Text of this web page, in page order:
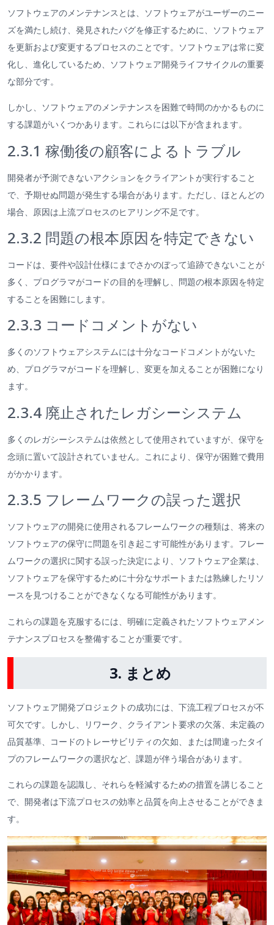
ソフトウェアのメンテナンスとは、ソフトウェアがユーザーのニー
ズを満たし続け、発見されたバグを修正するために、ソフトウェア
を更新および変更するプロセスのことです。ソフトウェアは常に変
化し、進化しているため、ソフトウェア開発ライフサイクルの重要
な部分です。
しかし、ソフトウェアのメンテナンスを困難で時間のかかるものに
する課題がいくつかあります。これらには以下が含まれます。
2.3.1 稼働後の顧客によるトラブル
開発者が予測できないアクションをクライアントが実行すること
で、予期せぬ問題が発生する場合があります。ただし、ほとんどの
場合、原因は上流プロセスのヒアリング不足です。
2.3.2 問題の根本原因を特定できない
コードは、要件や設計仕様にまでさかのぼって追跡できないことが
多く、プログラマがコードの目的を理解し、問題の根本原因を特定
することを困難にします。
2.3.3 コードコメントがない
多くのソフトウェアシステムには十分なコードコメントがないた
め、プログラマがコードを理解し、変更を加えることが困難になり
ます。
2.3.4 廃止されたレガシーシステム
多くのレガシーシステムは依然として使用されていますが、保守を
念頭に置いて設計されていません。これにより、保守が困難で費用
がかかります。
2.3.5 フレームワークの誤った選択
ソフトウェアの開発に使用されるフレームワークの種類は、将来の
ソフトウェアの保守に問題を引き起こす可能性があります。フレー
ムワークの選択に関する誤った決定により、ソフトウェア企業は、
ソフトウェアを保守するために十分なサポートまたは熟練したリソ
ースを見つけることができなくなる可能性があります。
これらの課題を克服するには、明確に定義されたソフトウェアメン
テナンスプロセスを整備することが重要です。
3. まとめ
ソフトウェア開発プロジェクトの成功には、下流工程プロセスが不
可欠です。しかし、リワーク、クライアント要求の欠落、未定義の
品質基準、コードのトレーサビリティの欠如、または間違ったタイ
プのフレームワークの選択など、課題が伴う場合があります。
これらの課題を認識し、それらを軽減するための措置を講じること
で、開発者は下流プロセスの効率と品質を向上させることができま
す。